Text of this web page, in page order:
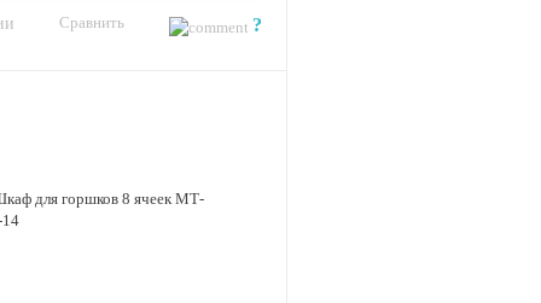
Сравнить ?